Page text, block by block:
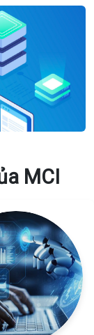
MCI